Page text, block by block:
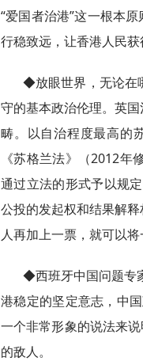
“爱国者治港”这一根本
行稳致远，让香港人民获
◆放眼世界，无论在
守的基本政治伦理。英
畴。以自治程度最高的
《苏格兰法》（2012
通过立法的形式予以规
公投的发起权和结果解
人再加上一票，就可以
◆西班牙中国问题专
港稳定的坚定意志，中
一个非常形象的说法来
的敌人。